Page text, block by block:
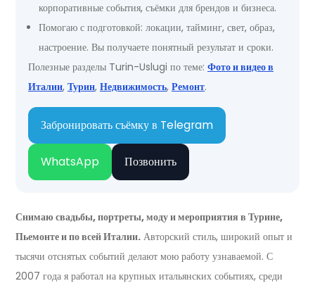
корпоративные события, съёмки для брендов и бизнеса.
Помогаю с подготовкой: локации, тайминг, свет, образ,
настроение. Вы получаете понятный результат и сроки.
Полезные разделы Turin-Uslugi по теме: Фото и видео в
Италии, Турин, Недвижимость, Ремонт.
Забронировать съёмку в Telegram
WhatsApp Позвонить
Снимаю свадьбы, портреты, моду и мероприятия в Турине,
Пьемонте и по всей Италии. Авторский стиль, широкий опыт и
тысячи отснятых событий делают мою работу узнаваемой. С
2007 года я работал на крупных итальянских событиях, среди